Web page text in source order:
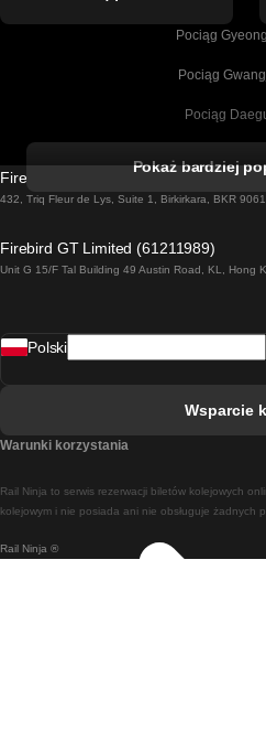
Pociąg
Pociąg
Pociąg
Pociąg Dublin
Pociąg Rzym -
Pociąg Madryt
Pociąg Madryt -
Pokaż bardziej
Firebird GT Limited (OC 1451)
432, Triq Fleur de Lys, Suite 1, Birkirkara, BKR
Firebird GT Limited (61211989)
Unit G 15/F Tal Building 49 Austin Road, KL, Hong
Rail Ninja ®
Rail Ninja to serwis rezerwacji biletów kolejowych
kolejowym i nie posiada ani nie obsługuje żadnych
Polski
Wsparcie
Warunki korzystania